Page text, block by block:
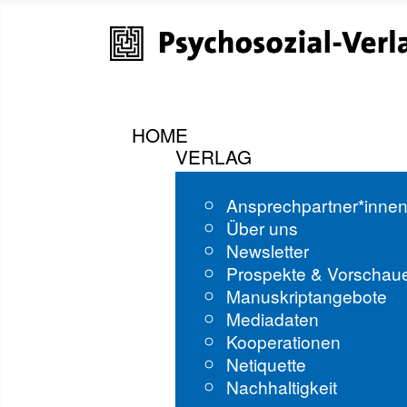
HOME
VERLAG
Über uns
Newsletter
Prospekte &
Manuskriptangebote
Mediadaten
Kooperationen
Netiquette
Nachhaltigkeit